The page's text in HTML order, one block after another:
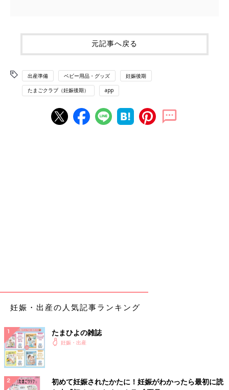
元記事へ戻る
出産準備 ベビー用品・グッズ 妊娠後期
たまごクラブ（妊娠後期） app
妊娠・出産の人気記事ランキング
たまひよの雑誌
妊娠・出産
初めて妊娠されたかたに！妊娠がわかったら最初に読